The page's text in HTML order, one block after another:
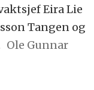
Eira Lie
Tangen og
Ole Gunnar